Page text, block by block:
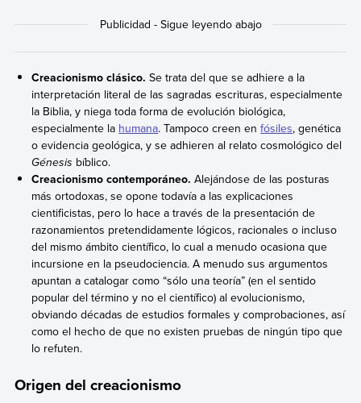
Creacionismo clásico. Se trata del que se adhiere a la
interpretación literal de las sagradas escrituras, especialmente
la Biblia, y niega toda forma de evolución biológica,
especialmente la humana. Tampoco creen enfósiles, genética
o evidencia geológica, y se adhieren al relato cosmológico del
Génesis bíblico.
Creacionismo contemporáneo. Alejándose de las posturas
más ortodoxas, se opone todavía a las explicaciones
cientificistas, pero lo hace a través de la presentación de
razonamientos pretendidamente lógicos, racionales o incluso
del mismo ámbito científico, lo cual a menudo ocasiona que
incursione en la pseudociencia. A menudo sus argumentos
apuntan a catalogar como “sólo una teoría” (en el sentido
popular del término y no el científico) al evolucionismo,
obviando décadas de estudios formales y comprobaciones, así
como el hecho de que no existen pruebas de ningún tipo que
lo refuten.
Origen del creacionismo